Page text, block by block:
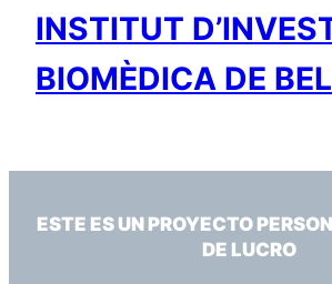
INSTITUT
BIOMÈDICA DE
ESTE ES UN PROYECTO
DE LUCRO